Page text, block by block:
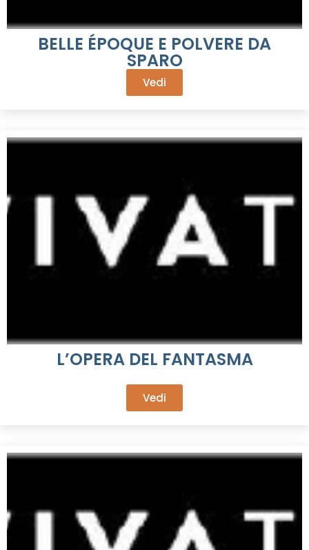
BELLE ÉPOQUE E POLVERE DA
SPARO
Vedi
L’OPERA DEL FANTASMA
Vedi